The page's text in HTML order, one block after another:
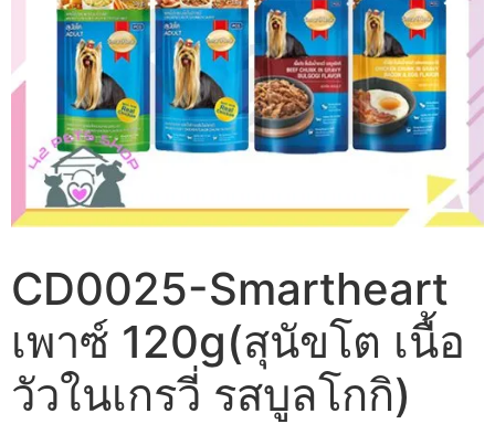
CD0025-Smartheart
เพาซ์ 120g(สุนัขโต เนื้อ
วัวในเกรวี่ รสบูลโกกิ)